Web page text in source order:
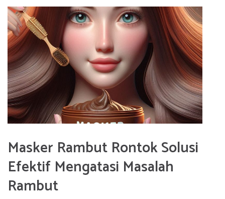
Masker Rambut Rontok Solusi
Efektif Mengatasi Masalah
Rambut